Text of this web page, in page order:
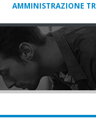
AMMINISTRAZIONE